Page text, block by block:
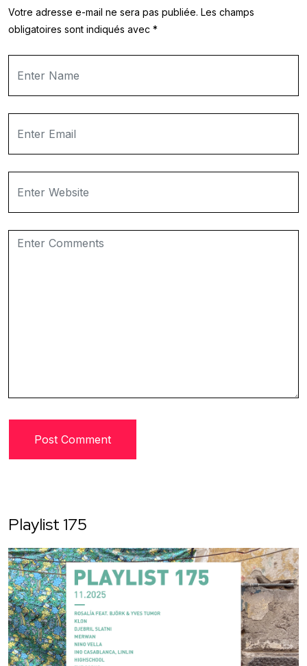
Votre adresse e-mail ne sera pas publiée. Les champs
obligatoires sont indiqués avec *
Playlist 175